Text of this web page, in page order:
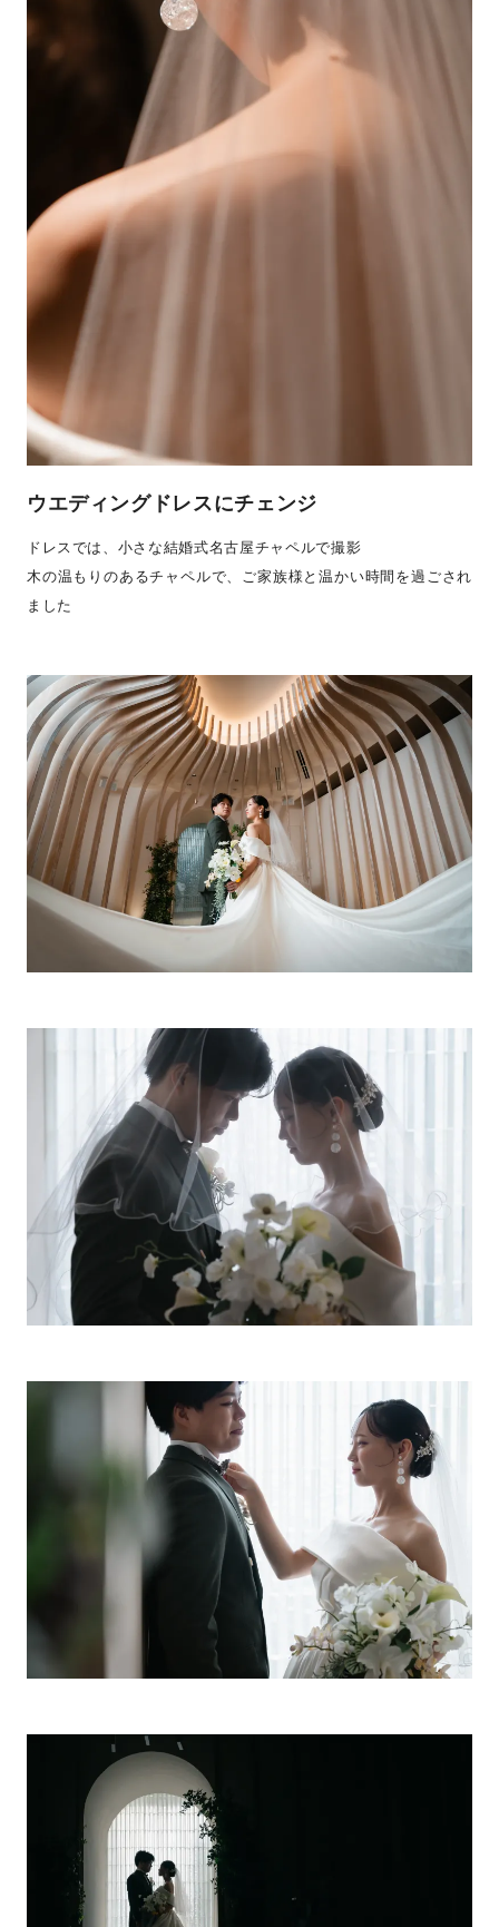
ウエディングドレスにチェンジ
ドレスでは、小さな結婚式名古屋チャペルで撮影
木の温もりのあるチャペルで、ご家族様と温かい時間を過ごされ
ました